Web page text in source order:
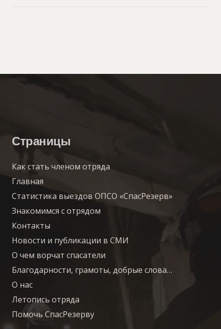
Страницы
Как стать членом отряда
Главная
Статистика выездов ОПСО «СпасРезерв»
Знакомимся с отрядом
Контакты
Новости и публикации в СМИ
О чем ворчат спасатели
Благодарности, грамоты, добрые слова…
О нас
Летопись отряда
Помочь СпасРезерву